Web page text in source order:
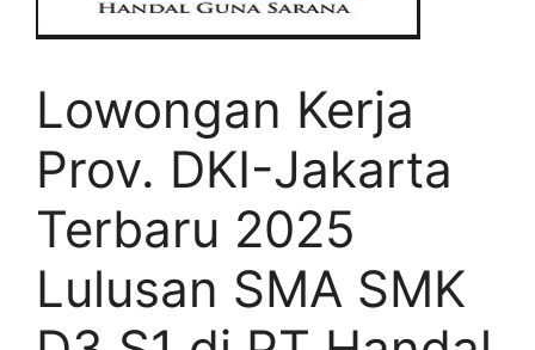
Lowongan Kerja
Prov. DKI-Jakarta
Terbaru 2025
Lulusan SMA SMK